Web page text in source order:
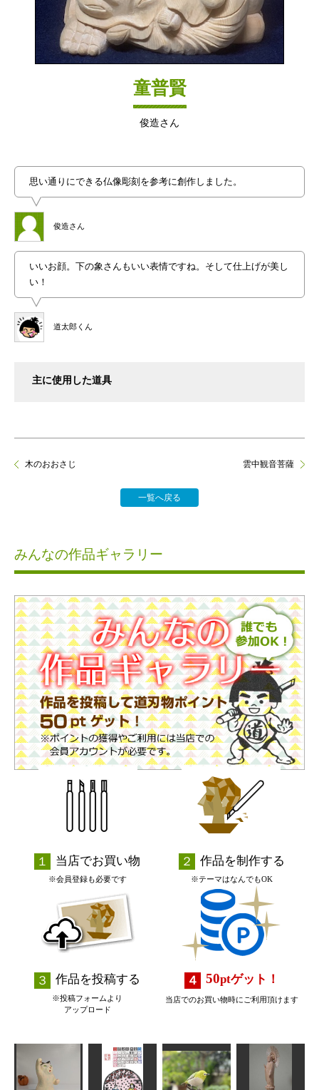
童普賢
俊造さん
俊造さん
思い通りにできる仏像彫刻を参考に創作しました。
道太郎くん
いいお顔。下の象さんもいい表情ですね。そして仕上げが美し
い！
主に使用した道具
木のおおさじ
一覧へ戻る
雲中観音菩薩
みんなの作品ギャラリー
当店でお買い物
※会員登録も必要です
作品を制作する
※テーマはなんでもOK
作品を投稿する
※投稿フォームより
アップロード
50ptゲット！
当店でのお買い物時にご利用頂けます